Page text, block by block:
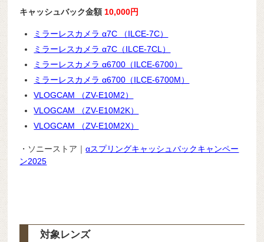
キャッシュバック金額 10,000円
ミラーレスカメラ α7C （ILCE-7C）
ミラーレスカメラ α7C（ILCE-7CL）
ミラーレスカメラ α6700（ILCE-6700）
ミラーレスカメラ α6700（ILCE-6700M）
VLOGCAM （ZV-E10M2）
VLOGCAM （ZV-E10M2K）
VLOGCAM （ZV-E10M2X）
・ソニーストア｜αスプリングキャッシュバックキャンペー
ン2025
対象レンズ